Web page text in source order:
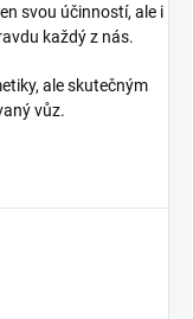
svou účinností, ale i
každý z nás.
ale skutečným
vůz.